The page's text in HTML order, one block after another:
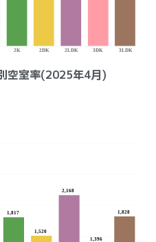
空室率(2025年4月)